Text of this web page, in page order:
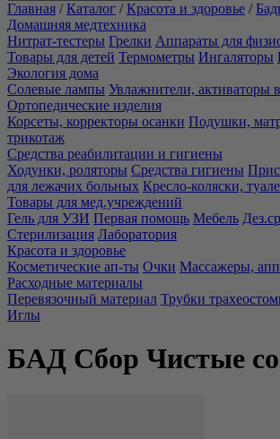
Главная /Каталог /Красота и здоровье /
Домашняя медтехника
Нитрат-тестеры Грелки Аппараты для
Товары для детей Термометры Ингаляторы
Экология дома
Солевые лампы Увлажнители, активаторы
Ортопедические изделия
Корсеты, корректоры осанки Подушки,
трикотаж
Средства реабилитации и гигиены
Ходунки, роляторы Средства гигиены
для лежачих больных Кресло-коляски,
Товары для мед.учреждений
Гель для УЗИ Первая помощь Мебель
Стерилизация Лаборатория
Красота и здоровье
Косметические ап-ты Очки Массажеры,
Расходные материалы
Перевязочный материал Трубки
Иглы
БАД Сбор Чистые